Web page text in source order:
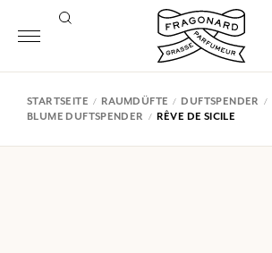
STARTSEITE RAUMDÜFTE DUFTSPENDER
BLUME DUFTSPENDER
RÊVE DE SICILE